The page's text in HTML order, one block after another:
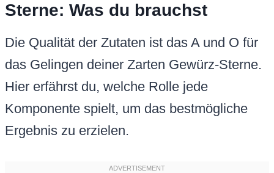
Sterne: Was du brauchst
Die Qualität der Zutaten ist das A und O für
das Gelingen deiner Zarten Gewürz-Sterne.
Hier erfährst du, welche Rolle jede
Komponente spielt, um das bestmögliche
Ergebnis zu erzielen.